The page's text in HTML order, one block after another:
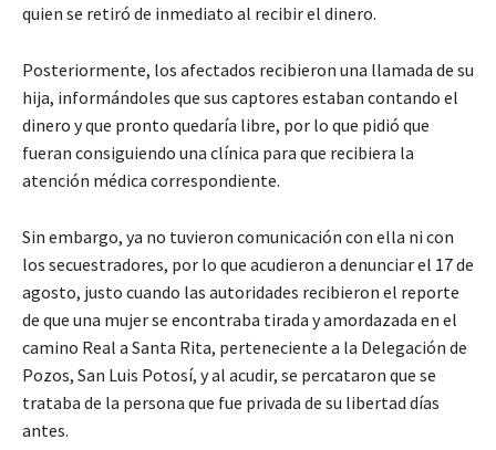
quien se retiró de inmediato al recibir el dinero.
Posteriormente, los afectados recibieron una llamada de su
hija, informándoles que sus captores estaban contando el
dinero y que pronto quedaría libre, por lo que pidió que
fueran consiguiendo una clínica para que recibiera la
atención médica correspondiente.
Sin embargo, ya no tuvieron comunicación con ella ni con
los secuestradores, por lo que acudieron a denunciar el 17 de
agosto, justo cuando las autoridades recibieron el reporte
de que una mujer se encontraba tirada y amordazada en el
camino Real a Santa Rita, perteneciente a la Delegación de
Pozos, San Luis Potosí, y al acudir, se percataron que se
trataba de la persona que fue privada de su libertad días
antes.